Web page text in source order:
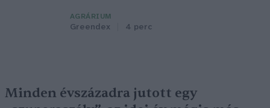
AGRÁRIUM
Greendex 4 perc
Minden évszázadra jutott egy